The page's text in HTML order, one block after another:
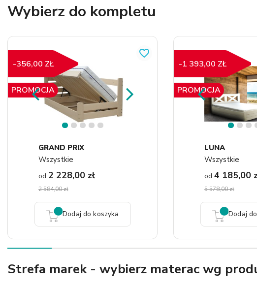
Wybierz do kompletu
GRAND PRIX
Wszystkie
od 2 228,00 zł
2 584,00 zł
PROMOCJA
-356,00 ZŁ
Dodaj do koszyka
favorite_border
LUNA
Wszystkie
od 4 185,00
5 578,00 zł
PROMOCJA
-1 393,00 ZŁ
Dodaj
Strefa marek - wybierz materac wg